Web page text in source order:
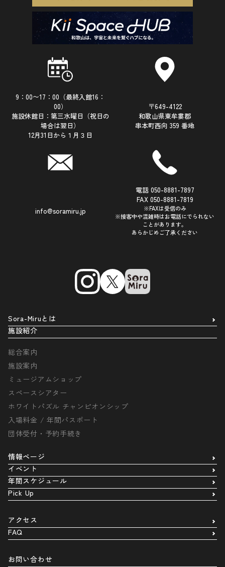
9：00〜17：00（最終入館16：
00）
施設休館日：第三水曜日（祝日の
場合は翌日）
12月31日から１月３日
〒649-4122
和歌山県東牟婁郡
串本町西向 359 番地
info@soramiru.jp
電話 050-8881-7897
FAX 050-8881-7819
※FAXは受信のみ
※接客中や混雑時はお電話にでられない
ことがあります。
あらかじめご了承ください
Sora-Miruとは
施設紹介
総合案内
施設案内
ミュージアムショップ
スペースシアター
ホワイトパズル チャンピオンシップ
入場料金 / 年間パスポート
団体受付・予約手続き
情報ページ
イベント
年間スケジュール
Pick Up
アクセス
FAQ
お問い合わせ